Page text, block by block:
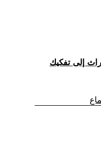
نقد التراث إلى تفكيك